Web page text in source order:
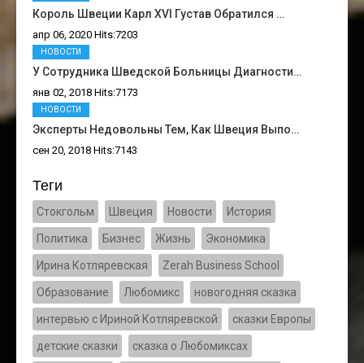
Король Швеции Карл XVI Густав Обратился …
апр 06, 2020 Hits:7203
У Сотрудника Шведской Больницы Диагности…
янв 02, 2018 Hits:7173
НОВОСТИ
Эксперты Недовольны Тем, Как Швеция Выпо…
сен 20, 2018 Hits:7143
НОВОСТИ
Теги
Стокгольм Швеция Новости История
Политика Бизнес Жизнь Экономика
Ирина Котляревская Zerah Business School
Образование Любомикс новогодняя сказка
интервью с Ириной Котляревской сказки Европы
детские сказки сказка о Любомиксах